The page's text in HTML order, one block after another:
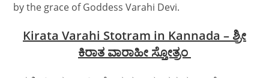
by the grace of Goddess Varahi Devi.
Kirata Varahi Stotram in Kannada – ಶ್ರೀ
ಕಿರಾತ ವಾರಾಹೀ ಸ್ತೋತ್ರಂ